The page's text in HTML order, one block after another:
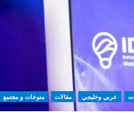
عربي وخليجي مقالات منوعات و مجتمع